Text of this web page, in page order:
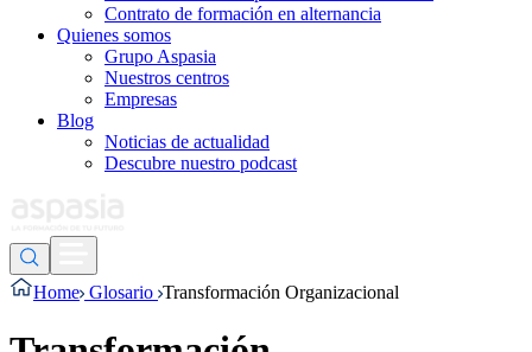
Contrato de formación en alternancia
Quienes somos
Grupo Aspasia
Nuestros centros
Empresas
Blog
Noticias de actualidad
Descubre nuestro podcast
Home Glosario Transformación Organizacional